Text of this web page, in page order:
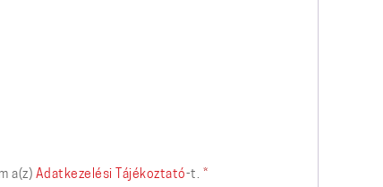
a(z) Adatkezelési Tájékoztató-t. *